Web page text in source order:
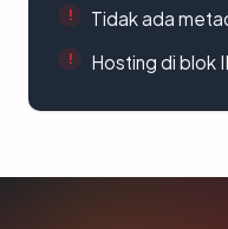
Tidak ada
Hosting di blok